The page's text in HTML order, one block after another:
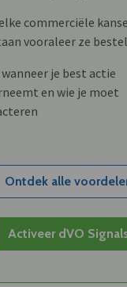
commerciële
vooraleer ze
je best actie
en wie je moet
Ontdek alle
Activeer dVO